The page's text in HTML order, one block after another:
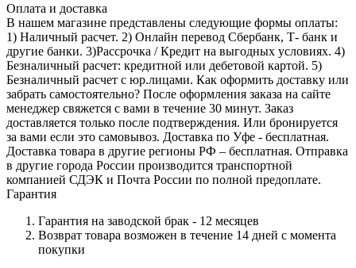
Оплата и доставка
В нашем магазине представлены следующие формы оплаты:
1) Наличный расчет. 2) Онлайн перевод Сбербанк, Т- банк и
другие банки. 3)Рассрочка / Кредит на выгодных условиях. 4)
Безналичный расчет: кредитной или дебетовой картой. 5)
Безналичный расчет с юр.лицами. Как оформить доставку или
забрать самостоятельно? После оформления заказа на сайте
менеджер свяжется с вами в течение 30 минут. Заказ
доставляется только после подтверждения. Или бронируется
за вами если это самовывоз. Доставка по Уфе - бесплатная.
Доставка товара в другие регионы РФ – бесплатная. Отправка
в другие города России производится транспортной
компанией СДЭК и Почта России по полной предоплате.
Гарантия
Гарантия на заводской брак - 12 месяцев
Возврат товара возможен в течение 14 дней с момента
покупки